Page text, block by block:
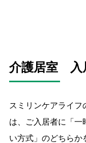
介護居室 入
スミリンケアライ
は、ご入居者に「一
い方式」のどちらか